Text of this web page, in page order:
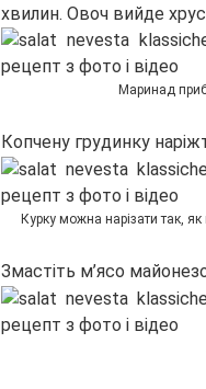
хвилин. Овоч вийде
Маринад
Копчену грудинку
Курку можна нарізати так,
Змастіть м’ясо